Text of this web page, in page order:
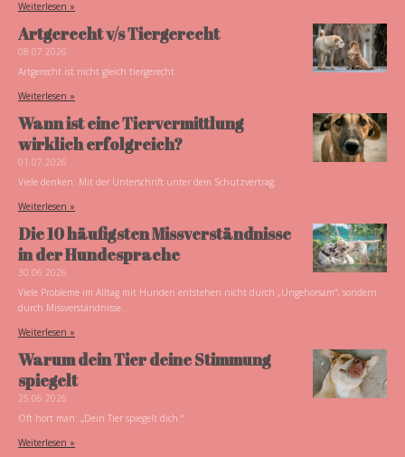
Weiterlesen »
Artgerecht v/s Tiergerecht
08.07.2026
Artgerecht ist nicht gleich tiergerecht
Weiterlesen »
Wann ist eine Tiervermittlung
wirklich erfolgreich?
01.07.2026
Viele denken: Mit der Unterschrift unter dem Schutzvertrag.
Weiterlesen »
Die 10 häufigsten Missverständnisse
in der Hundesprache
30.06.2026
Viele Probleme im Alltag mit Hunden entstehen nicht durch „Ungehorsam“, sondern
durch Missverständnisse.
Weiterlesen »
Warum dein Tier deine Stimmung
spiegelt
25.06.2026
Oft hört man: „Dein Tier spiegelt dich.“
Weiterlesen »